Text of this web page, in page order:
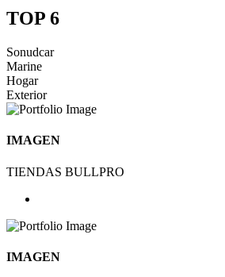
TOP 6
Sonudcar
Marine
Hogar
Exterior
IMAGEN
TIENDAS BULLPRO
IMAGEN